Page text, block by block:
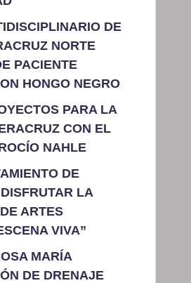
DE
NORTE
PACIENTE
HONGO NEGRO
PARA LA
CON EL
NAHLE
DE
LA
ARTES
VIVA”
MARÍA
DE DRENAJE